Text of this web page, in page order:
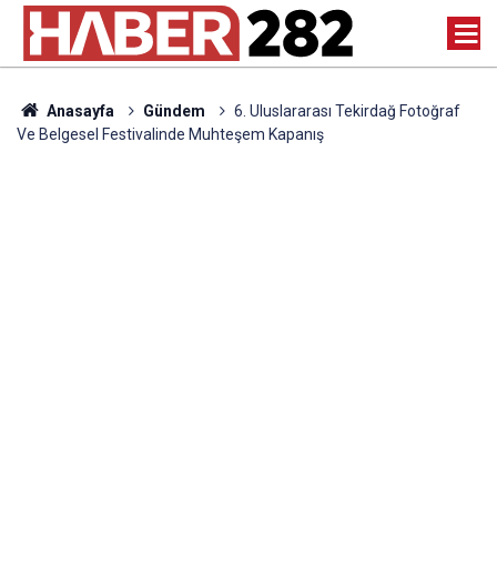
Anasayfa Gündem
6. Uluslararası Tekirdağ Fotoğraf
Ve Belgesel Festivalinde Muhteşem Kapanış